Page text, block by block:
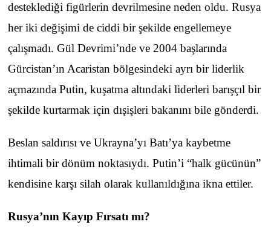
desteklediği figürlerin devrilmesine neden oldu. Rusya
her iki değişimi de ciddi bir şekilde engellemeye
çalışmadı. Gül Devrimi’nde ve 2004 başlarında
Gürcistan’ın Acaristan bölgesindeki ayrı bir liderlik
açmazında Putin, kuşatma altındaki liderleri barışçıl bir
şekilde kurtarmak için dışişleri bakanını bile gönderdi.
Beslan saldırısı ve Ukrayna’yı Batı’ya kaybetme
ihtimali bir dönüm noktasıydı. Putin’i “halk gücünün”
kendisine karşı silah olarak kullanıldığına ikna ettiler.
Rusya’nın Kayıp Fırsatı mı?